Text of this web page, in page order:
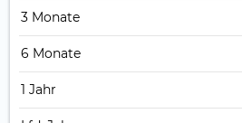
3 Monate
6 Monate
1 Jahr